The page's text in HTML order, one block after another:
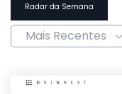
Radar da Semana